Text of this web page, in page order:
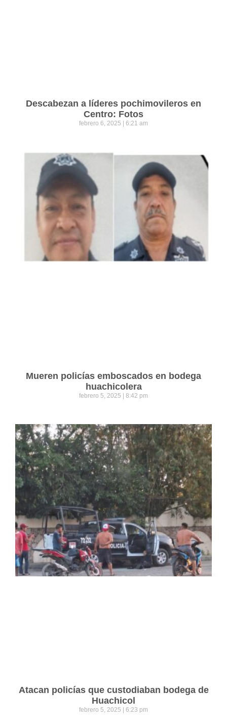
Descabezan a líderes pochimovileros en
Centro: Fotos
febrero 6, 2025 6:21 am
Mueren policías emboscados en bodega
huachicolera
febrero 5, 2025 8:42 pm
Atacan policías que custodiaban bodega de
Huachicol
febrero 5, 2025 6:23 pm